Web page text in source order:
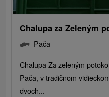
Chalupa za Zeleným
Pača
Chalupa Za zeleným
Pača, v tradičnom
dvoch...